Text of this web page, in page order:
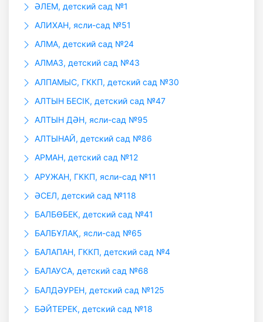
ӘЛЕМ, детский сад №1
АЛИХАН, ясли-сад №51
АЛМА, детский сад №24
АЛМАЗ, детский сад №43
АЛПАМЫС, ГККП, детский сад №30
АЛТЫН БЕСIК, детский сад №47
АЛТЫН ДӘН, ясли-сад №95
АЛТЫНАЙ, детский сад №86
АРМАН, детский сад №12
АРУЖАН, ГККП, ясли-сад №11
ӘСЕЛ, детский сад №118
БАЛБӨБЕК, детский сад №41
БАЛБҰЛАҚ, ясли-сад №65
БАЛАПАН, ГККП, детский сад №4
БАЛАУСА, детский сад №68
БАЛДӘУРЕН, детский сад №125
БӘЙТЕРЕК, детский сад №18